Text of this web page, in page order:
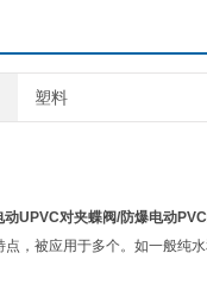
塑料
UPVC对夹蝶阀/防爆电动
，被应用于多个。如一般纯